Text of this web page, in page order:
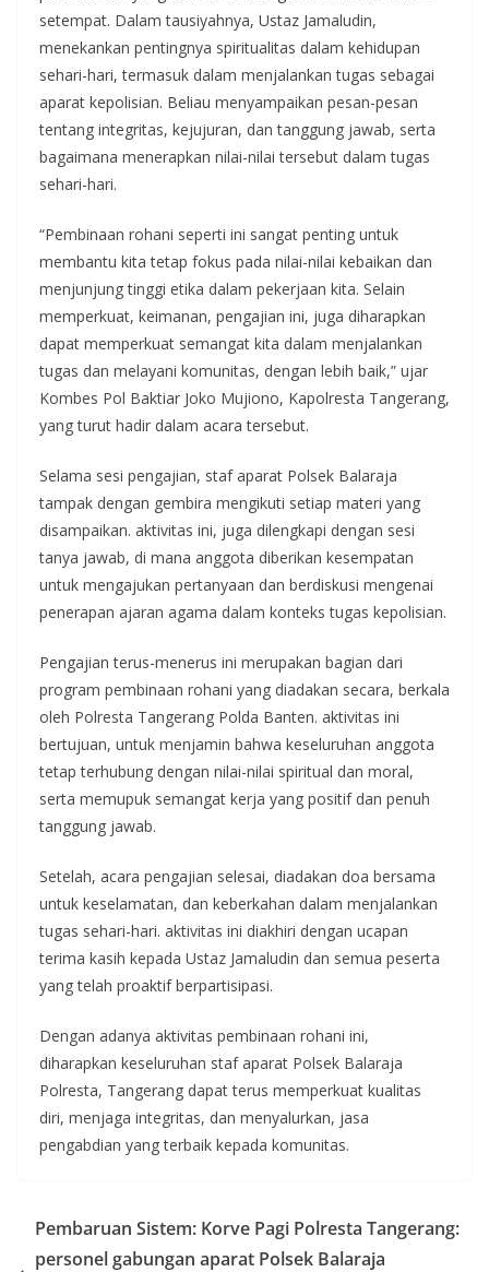
setempat. Dalam tausiyahnya, Ustaz Jamaludin,
menekankan pentingnya spiritualitas dalam kehidupan
sehari-hari, termasuk dalam menjalankan tugas sebagai
aparat kepolisian. Beliau menyampaikan pesan-pesan
tentang integritas, kejujuran, dan tanggung jawab, serta
bagaimana menerapkan nilai-nilai tersebut dalam tugas
sehari-hari.
“Pembinaan rohani seperti ini sangat penting untuk
membantu kita tetap fokus pada nilai-nilai kebaikan dan
menjunjung tinggi etika dalam pekerjaan kita. Selain
memperkuat, keimanan, pengajian ini, juga diharapkan
dapat memperkuat semangat kita dalam menjalankan
tugas dan melayani komunitas, dengan lebih baik,” ujar
Kombes Pol Baktiar Joko Mujiono, Kapolresta Tangerang,
yang turut hadir dalam acara tersebut.
Selama sesi pengajian, staf aparat Polsek Balaraja
tampak dengan gembira mengikuti setiap materi yang
disampaikan. aktivitas ini, juga dilengkapi dengan sesi
tanya jawab, di mana anggota diberikan kesempatan
untuk mengajukan pertanyaan dan berdiskusi mengenai
penerapan ajaran agama dalam konteks tugas kepolisian.
Pengajian terus-menerus ini merupakan bagian dari
program pembinaan rohani yang diadakan secara, berkala
oleh Polresta Tangerang Polda Banten. aktivitas ini
bertujuan, untuk menjamin bahwa keseluruhan anggota
tetap terhubung dengan nilai-nilai spiritual dan moral,
serta memupuk semangat kerja yang positif dan penuh
tanggung jawab.
Setelah, acara pengajian selesai, diadakan doa bersama
untuk keselamatan, dan keberkahan dalam menjalankan
tugas sehari-hari. aktivitas ini diakhiri dengan ucapan
terima kasih kepada Ustaz Jamaludin dan semua peserta
yang telah proaktif berpartisipasi.
Dengan adanya aktivitas pembinaan rohani ini,
diharapkan keseluruhan staf aparat Polsek Balaraja
Polresta, Tangerang dapat terus memperkuat kualitas
diri, menjaga integritas, dan menyalurkan, jasa
pengabdian yang terbaik kepada komunitas.
Pembaruan Sistem: Korve Pagi Polresta Tangerang:
personel gabungan aparat Polsek Balaraja